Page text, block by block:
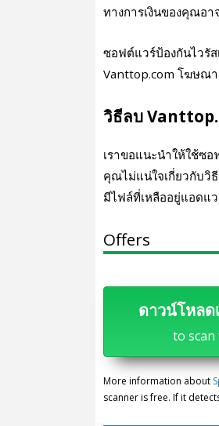
ทางการเงินของคุณอา
ซอฟต์แวร์ป้องกันไวรั
Vanttop.com โฆษณ
วิธีลบ
เราขอแนะนําให้ใช้ซ
คุณไม่แน่ใจเกี่ยวกับวิ
มีไฟล์ที่เหลืออยู่แอดแ
Offers
ดาวน์โหลด
to
More information about
scanner is free. If it